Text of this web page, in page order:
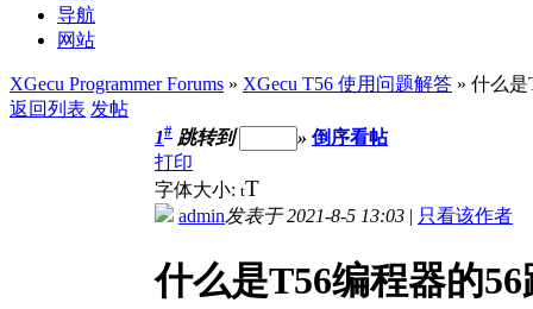
导航
网站
XGecu Programmer Forums » XGecu T56 使用问题解答 » 什么
返回列表 发帖
1# 跳转到 » 倒序看帖
打印
字体大小: tT
admin发表于 2021-8-5 13:03 | 只看该作者
什么是T56编程器的